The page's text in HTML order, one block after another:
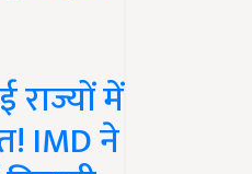
में
IMD ने